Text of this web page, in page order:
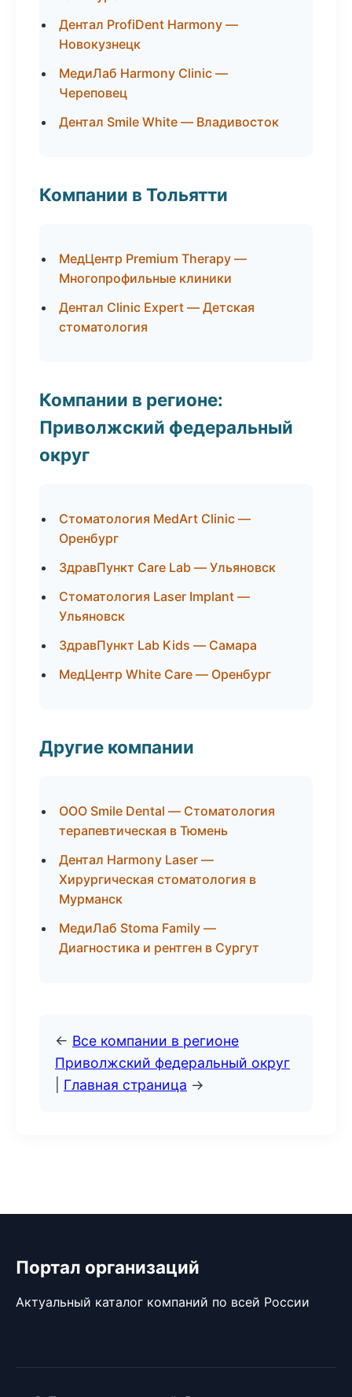
Дентал ProfiDent Harmony —
Новокузнецк
МедиЛаб Harmony Clinic —
Череповец
Дентал Smile White — Владивосток
Компании в Тольятти
МедЦентр Premium Therapy —
Многопрофильные клиники
Дентал Clinic Expert — Детская
стоматология
Компании в регионе:
Приволжский федеральный
округ
Стоматология MedArt Clinic —
Оренбург
ЗдравПункт Care Lab — Ульяновск
Стоматология Laser Implant —
Ульяновск
ЗдравПункт Lab Kids — Самара
МедЦентр White Care — Оренбург
Другие компании
ООО Smile Dental — Стоматология
терапевтическая в Тюмень
Дентал Harmony Laser —
Хирургическая стоматология в
Мурманск
МедиЛаб Stoma Family —
Диагностика и рентген в Сургут
← Все компании в регионе
Приволжский федеральный округ
Главная страница →
Портал организаций
Актуальный каталог компаний по всей России